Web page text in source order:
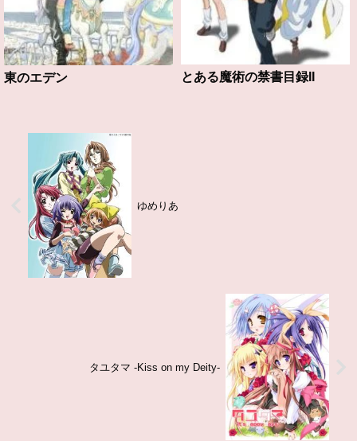
東のエデン とある魔術の禁書目録II
ゆめりあ
タユタマ -Kiss on my Deity-